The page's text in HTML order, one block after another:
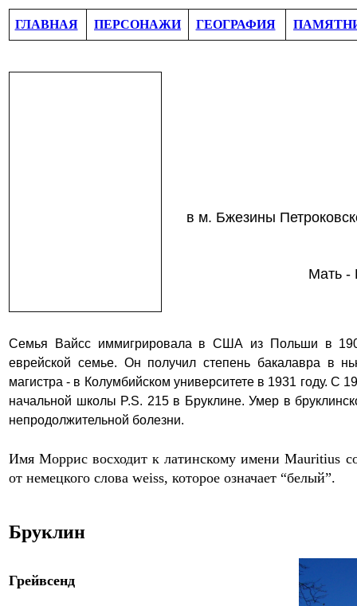
ГЛАВНАЯ ПЕРСОНАЖИ ГЕОГРАФИЯ
в м. Бжезины
Мать -
Семья Вайсс иммигрировала в США из Польши в
еврейской семье. Он получил степень бакалавра в
магистра - в Колумбийском университете в 1931 году. С
начальной школы P.S. 215в Бруклине. Умер в
непродолжительной болезни.
Имя Моррис восходит к латинскому имени Mauritius
от немецкого слова weiss, которое означает “белый”.
Бруклин
Грейвсенд